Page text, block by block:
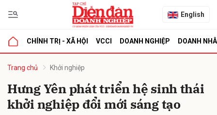
English
CHÍNH TRỊ - XÃ HỘI VCCI DOANH NGHIỆP DOANH
Trang chủ Khởi nghiệp
Hưng Yên phát triển hệ sinh thái
khởi nghiệp đổi mới sáng tạo
luận